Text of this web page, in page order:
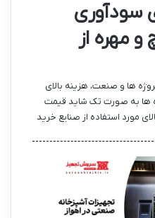
سودآوری
و مهره از
ها و صنعت، هزینه بالای
ها به صورت تک شاید قیمت
مورد استفاده از صنایع خرید